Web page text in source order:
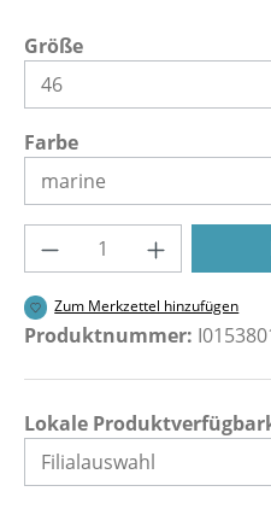
Größeauswählen
Farbeauswählen
Produkt Anzahl:
Zum Merkzettel hinzufügen
Produktnummer:
Lokale